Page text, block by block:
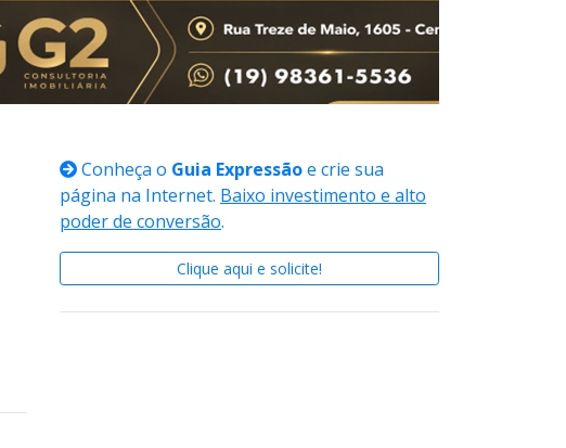
Conheça o Guia Expressãoe crie sua
página na Internet. Baixo investimento e alto
poder de conversão.
Clique aqui e solicite!